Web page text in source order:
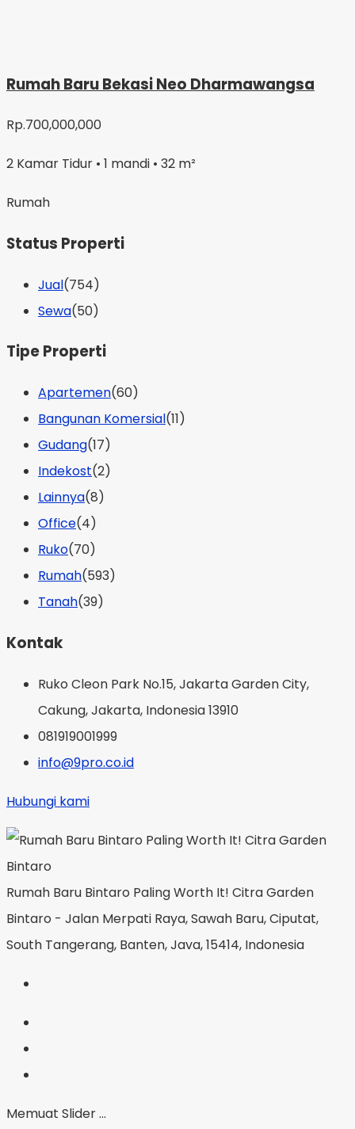
Rumah Baru Bekasi Neo Dharmawangsa
Rp.700,000,000
2 Kamar Tidur • 1 mandi • 32 m²
Rumah
Status Properti
Jual(754)
Sewa(50)
Tipe Properti
Apartemen(60)
Bangunan Komersial(11)
Gudang(17)
Indekost(2)
Lainnya(8)
Office(4)
Ruko(70)
Rumah(593)
Tanah(39)
Kontak
Ruko Cleon Park No.15, Jakarta Garden City,
Cakung, Jakarta, Indonesia 13910
081919001999
info@9pro.co.id
Hubungi kami
Rumah Baru Bintaro Paling Worth It! Citra Garden
Bintaro - Jalan Merpati Raya, Sawah Baru, Ciputat,
South Tangerang, Banten, Java, 15414, Indonesia
Memuat Slider ...